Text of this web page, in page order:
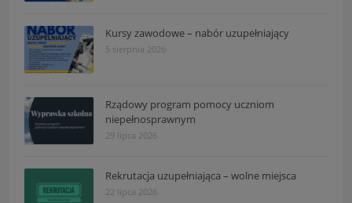
Kursy zawodowe – nabór uzupełniający
5 sierpnia 2026
Rządowy program pomocy uczniom
niepełnosprawnym
29 lipca 2026
Rekrutacja uzupełniająca – wolne miejsca
22 lipca 2026